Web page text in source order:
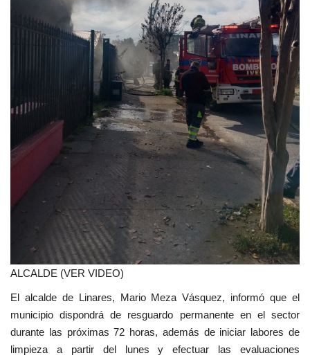
ALCALDE (VER VIDEO)
El alcalde de Linares, Mario Meza Vásquez, informó que el
municipio dispondrá de resguardo permanente en el sector
durante las próximas 72 horas, además de iniciar labores de
limpieza a partir del lunes y efectuar las evaluaciones